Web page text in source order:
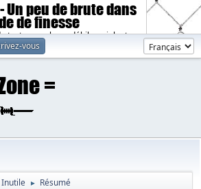
Un peu de brute dans
de finesse
textes sombres, débiles, violents.
vous
Inutile ► Résumé